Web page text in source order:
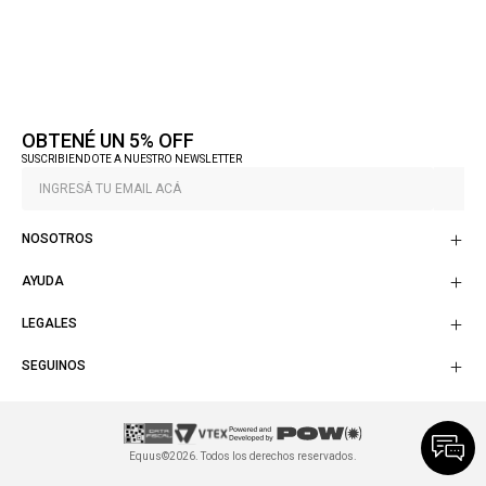
OBTENÉ UN 5% OFF
SUSCRIBIENDOTE A NUESTRO NEWSLETTER
NOSOTROS
AYUDA
LEGALES
SEGUINOS
Equus©2026. Todos los derechos reservados.